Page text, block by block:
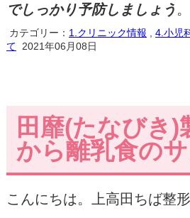
でしっかり予防しましょう 。
カテゴリー： 1.クリニック情報 4.小児
て
2021年06月08日
田靡(たなびき)
から離乳食の
こんにちは。上高田ちば整